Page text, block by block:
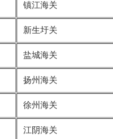
镇江海关
新生圩关
盐城海关
扬州海关
徐州海关
江阴海关